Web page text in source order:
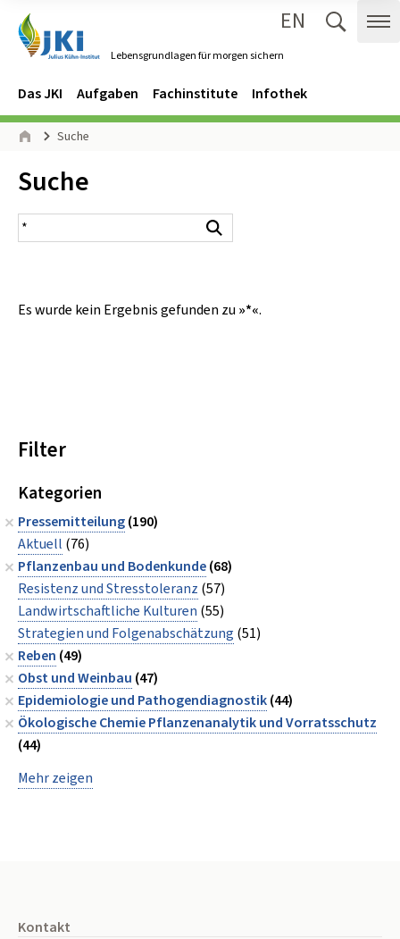
Lebensgrundlagen für morgen sichern
EN
Navigation
Hauptmenü
Das JKI Aufgaben Fachinstitute Infothek
Seitenpfad
Suche
Inhalt:
Suche
Suchergebnis
Es wurde kein Ergebnis gefunden zu »*«.
Filter
Kategorien
Pressemitteilung(190)
Aktuell (76)
Pflanzenbau und Bodenkunde(68)
Resistenz und Stresstoleranz (57)
Landwirtschaftliche Kulturen (55)
Strategien und Folgenabschätzung (51)
Reben (49)
Obst und Weinbau (47)
Epidemiologie und Pathogendiagnostik(44)
Ökologische Chemie Pflanzenanalytik und Vorratsschutz
(44)
Mehr zeigen
Kontakt